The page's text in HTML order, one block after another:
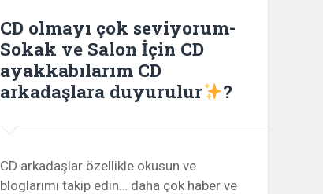
CD olmayı çok seviyorum-
Sokak ve Salon İçin CD
ayakkabılarım CD
arkadaşlara duyurulur
?
CD arkadaşlar özellikle okusun ve
bloglarımı takip edin… daha çok haber ve